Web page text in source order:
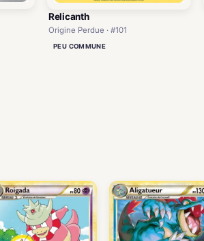
Relicanth
Origine Perdue · #101
PEU COMMUNE